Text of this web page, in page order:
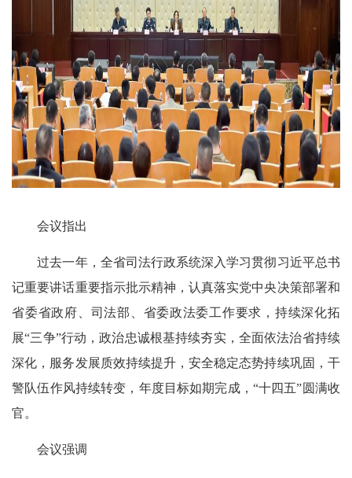
会议指出
过去一年，全省司法行政系统深入学习贯彻习近平总书
记重要讲话重要指示批示精神，认真落实党中央决策部署和
省委省政府、司法部、省委政法委工作要求，持续深化拓
展“三争”行动，政治忠诚根基持续夯实，全面依法治省持续
深化，服务发展质效持续提升，安全稳定态势持续巩固，干
警队伍作风持续转变，年度目标如期完成，“十四五”圆满收
官。
会议强调